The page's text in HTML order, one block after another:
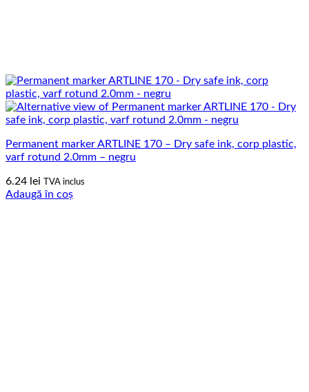
Permanent marker ARTLINE 170 – Dry safe ink, corp plastic,
varf rotund 2.0mm – negru
6.24 lei TVA inclus
Adaugă în coș